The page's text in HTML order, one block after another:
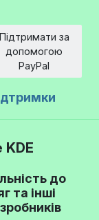
Підтримати за
допомогою
PayPal
до
та інші